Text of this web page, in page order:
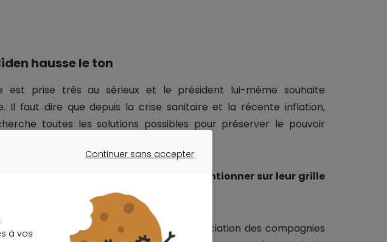
hausse le ton
est prise très au sérieux et le président lui-même souhaite
Il faut dire que depuis la crise sanitaire et la récente inflation,
toutes les solutions possibles pour préserver le pouvoir
les compagnies aériennes de mentionner sur leur grille
s’engager entre les autorités et l’association des compagnies
Continuer sans accepter
à vos